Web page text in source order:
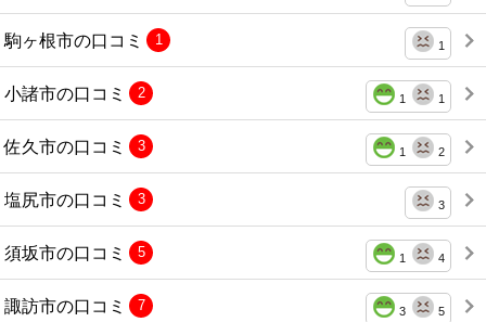
駒ヶ根市の口コミ 1
1
小諸市の口コミ 1 1
2
佐久市の口コミ 1 2
3
塩尻市の口コミ 3
3
須坂市の口コミ 1 4
5
諏訪市の口コミ 3 5
7